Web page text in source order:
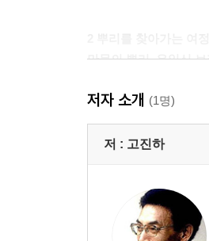
만물의 뿌리, 유일신
타고르가 명상하던 숲
당신은 붓다의 제자인
릭샤왈라 카틱과 함께
모름을 머금은 아이처럼
저자 소개 (1명)
저 : 고진하